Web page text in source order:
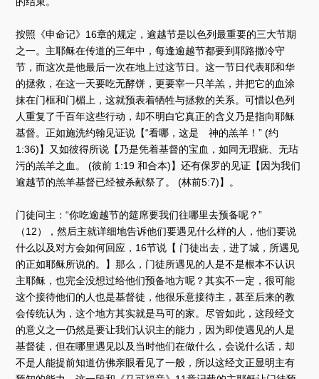
按照《申命记》16章的规定，逾越节是以色列最重要的三大节期
之一。主耶稣在传道的三年中，每逢逾越节都要到耶路撒冷守
节，而这次是他最后一次在地上过这节日。这一节日代表耶和华
的拯救，在这一天要吃无酵饼，更要宰一只羊羔，并把它的血涂
抹在门框和门楣上，这就预表着牺牲与拯救的关系。可惜以色列
人重复了千百年这些行动，却不明白它真正的含义乃是指向耶稣
基督。正如施洗约翰见证说【“看哪，这是 神的羔羊！” (约
1:36)】又如彼得所说【乃是凭着基督的宝血，如同无瑕疵、无玷
污的羔羊之血。 (彼前 1:19 和合本)】还有保罗的见证【因为我们
逾越节的羔羊基督已经被杀献祭了。 (林前5:7)】。
门徒问主：“你吃逾越节的筵席要我们往哪里去预备呢？”
（12），然后主就详细地告诉他们要遇见什么样的人，他们要说
什么以及对方会如何回应，16节说【 门徒出去，进了城，所遇见
的正如耶稣所说的。】那么，门徒所遇见的人是不是根本不认识
主耶稣，也完全没想过给他们预备地方呢？其实不一定，很可能
这个接待他们的人也是基督徒，他很乐意接待主，甚至后来的教
会传统认为，这个地方其实就是马可的家。尽管如此，这段经文
的意义之一仍然是要让我们认识主的能力，因为即使遇见的人是
基督徒，但在哪里遇见以及当时他们在做什么，会说什么话，却
不是人能提前知道仿佛亲眼看见了一般，所以这经文正显明主有